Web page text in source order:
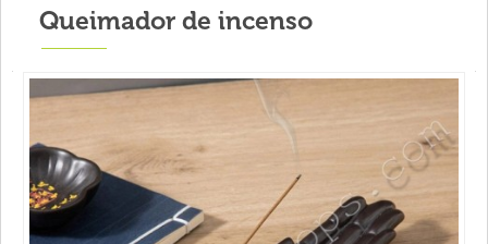
Queimador de incenso